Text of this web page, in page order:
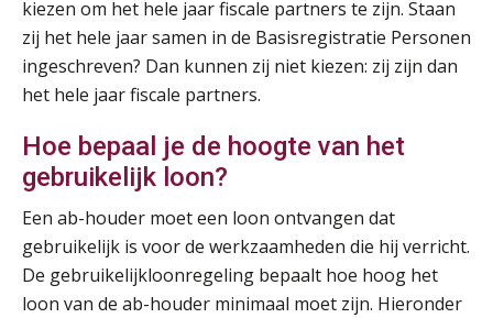
kiezen om het hele jaar fiscale partners te zijn. Staan
zij het hele jaar samen in de Basisregistratie Personen
ingeschreven? Dan kunnen zij niet kiezen: zij zijn dan
het hele jaar fiscale partners.
Hoe bepaal je de hoogte van het
gebruikelijk loon?
Een ab-houder moet een loon ontvangen dat
gebruikelijk is voor de werkzaamheden die hij verricht.
De gebruikelijkloonregeling bepaalt hoe hoog het
loon van de ab-houder minimaal moet zijn. Hieronder